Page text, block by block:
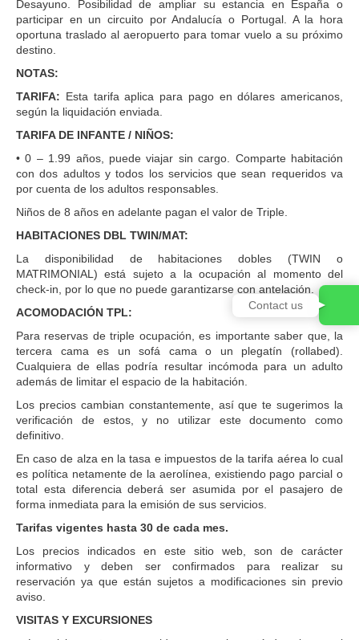
Desayuno. Posibilidad de ampliar su estancia en España o
participar en un circuito por Andalucía o Portugal. A la hora
oportuna traslado al aeropuerto para tomar vuelo a su próximo
destino.
NOTAS:
TARIFA: Esta tarifa aplica para pago en dólares americanos,
según la liquidación enviada.
TARIFA DE INFANTE / NIÑOS:
• 0 – 1.99 años, puede viajar sin cargo. Comparte habitación
con dos adultos y todos los servicios que sean requeridos va
por cuenta de los adultos responsables.
Niños de 8 años en adelante pagan el valor de Triple.
HABITACIONES DBL TWIN/MAT:
La disponibilidad de habitaciones dobles (TWIN o
MATRIMONIAL) está sujeto a la ocupación al momento del
check-in, por lo que no puede garantizarse con antelación.
ACOMODACIÓN TPL:
Para reservas de triple ocupación, es importante saber que, la
tercera cama es un sofá cama o un plegatín (rollabed).
Cualquiera de ellas podría resultar incómoda para un adulto
además de limitar el espacio de la habitación.
Los precios cambian constantemente, así que te sugerimos la
verificación de estos, y no utilizar este documento como
definitivo.
En caso de alza en la tasa e impuestos de la tarifa aérea lo cual
es política netamente de la aerolínea, existiendo pago parcial o
total esta diferencia deberá ser asumida por el pasajero de
forma inmediata para la emisión de sus servicios.
Tarifas vigentes hasta 30 de cada mes.
Los precios indicados en este sitio web, son de carácter
informativo y deben ser confirmados para realizar su
reservación ya que están sujetos a modificaciones sin previo
aviso.
VISITAS Y EXCURSIONES